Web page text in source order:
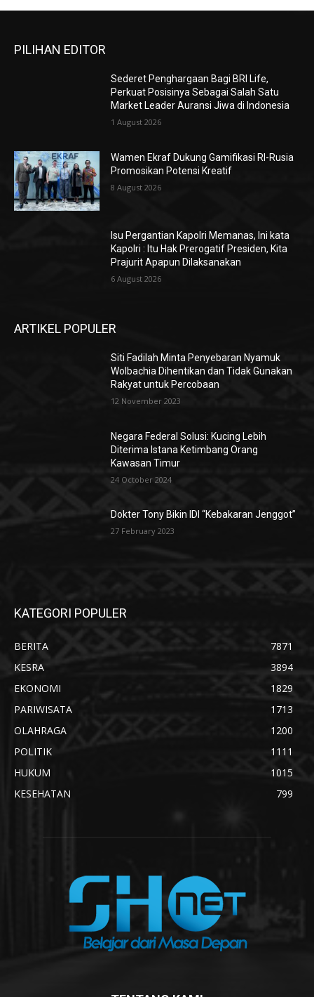
PILIHAN EDITOR
Sederet Penghargaan Bagi BRI Life,
Perkuat Posisinya Sebagai Salah Satu
Market Leader Auransi Jiwa di Indonesia
1 August 2026
Wamen Ekraf Dukung Gamifikasi RI-Rusia
Promosikan Potensi Kreatif
8 August 2026
Isu Pergantian Kapolri Memanas, Ini kata
Kapolri : Itu Hak Prerogatif Presiden, Kita
Prajurit Apapun Dilaksanakan
6 August 2026
ARTIKEL POPULER
Siti Fadilah Minta Penyebaran Nyamuk
Wolbachia Dihentikan dan Tidak Gunakan
Rakyat untuk Percobaan
12 November 2023
Negara Federal Solusi: Kucing Lebih
Diterima Istana Ketimbang Orang
Kawasan Timur
24 October 2024
Dokter Tony Bikin IDI “Kebakaran Jenggot”
27 February 2023
KATEGORI POPULER
BERITA
7871
KESRA
3894
EKONOMI
1829
PARIWISATA
1713
OLAHRAGA
1200
POLITIK
1111
HUKUM
1015
KESEHATAN
799